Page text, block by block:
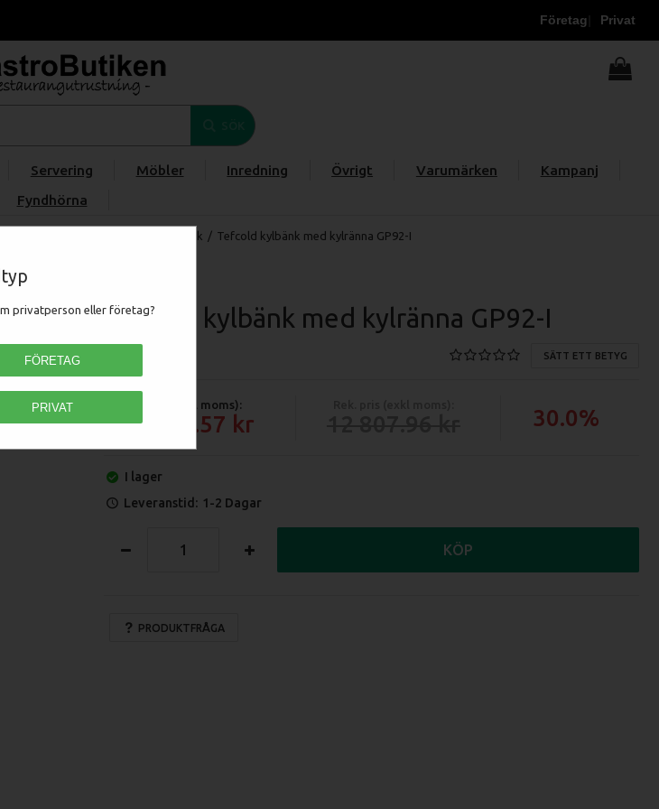
Företag Privat
privatperson eller företag?
FÖRETAG
PRIVAT
Servering Möbler Inredning Övrigt Varumärken
Kampanj
Fyndhörna
Saladette & Kallskänkbänk / Tefcold kylbänk med kylränna GP92-I
Tefcold kylbänk med kylränna GP92-I
SÄTT ETT BETYG
Pris (exkl moms):
8 965.57 30.0%
I lager
Leveranstid: 1-2 Dagar
PRODUKTFRÅGA
KÖP